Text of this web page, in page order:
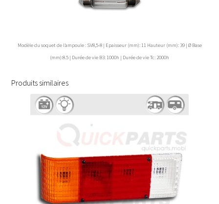
Modèle du soquet de l’ampoule : SV8,5-8 | Epaisseur (mm): 11 Hauteur (mm): 39 | Ø Base
(mm):8.5 | Durée de vie B3: 1000h | Durée de vie Tc: 2000h
Produits similaires